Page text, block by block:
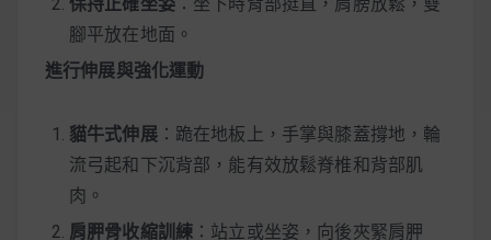
腳平放在地面。
進行伸展與強化運動
貓牛式伸展：跪在地板上，手掌與膝蓋撐地，輪
流弓起和下沉背部，能有效放鬆脊椎和背部肌
肉。
肩胛骨收縮訓練 ：站立或坐姿，向後夾緊肩胛